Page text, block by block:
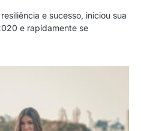
e sucesso, iniciou sua
e rapidamente se